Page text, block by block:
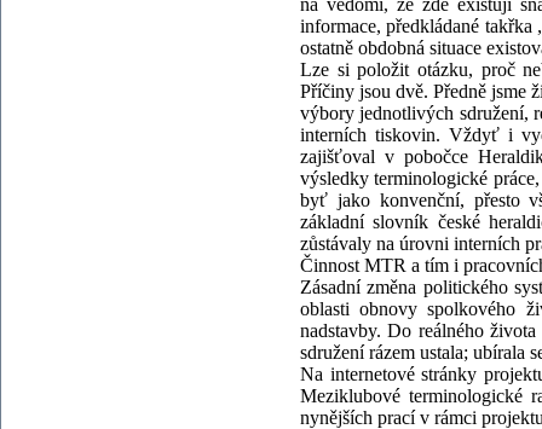
na vědomí, že zde existují
informace, předkládané takřka
ostatně obdobná situace
Lze si položit otázku, proč
Příčiny jsou dvě. Předně jsme
výbory jednotlivých sdružení,
interních tiskovin. Vždyť i
zajišťoval v pobočce
výsledky terminologické
byť jako konvenční, přesto
základní slovník české
zůstávaly na úrovni interních
Činnost MTR a tím i
Zásadní změna politického
oblasti obnovy spolkového
nadstavby. Do reálného
sdružení rázem ustala; ubírala
Na internetové stránky
Meziklubové terminologické
nynějších prací v rámci